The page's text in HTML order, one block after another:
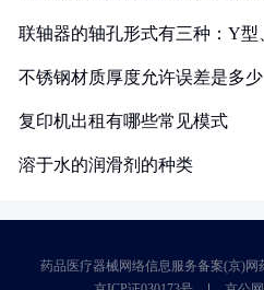
联轴器的轴孔形式有三种：Y型
不锈钢材质厚度允许误差是多少
复印机出租有哪些常见模式
溶于水的润滑剂的种类
药品医疗器械网络信息服务备案(京)网